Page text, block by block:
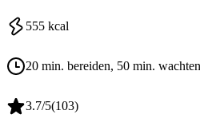
555 kcal
20 min. bereiden, 50 min. wachten
3.7/5(103)